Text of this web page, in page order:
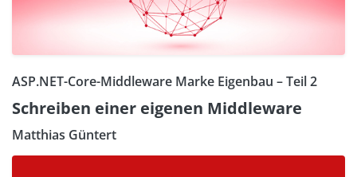
ASP.NET-Core-Middleware Marke Eigenbau – Teil 2
Schreiben einer eigenen Middleware
Matthias Güntert